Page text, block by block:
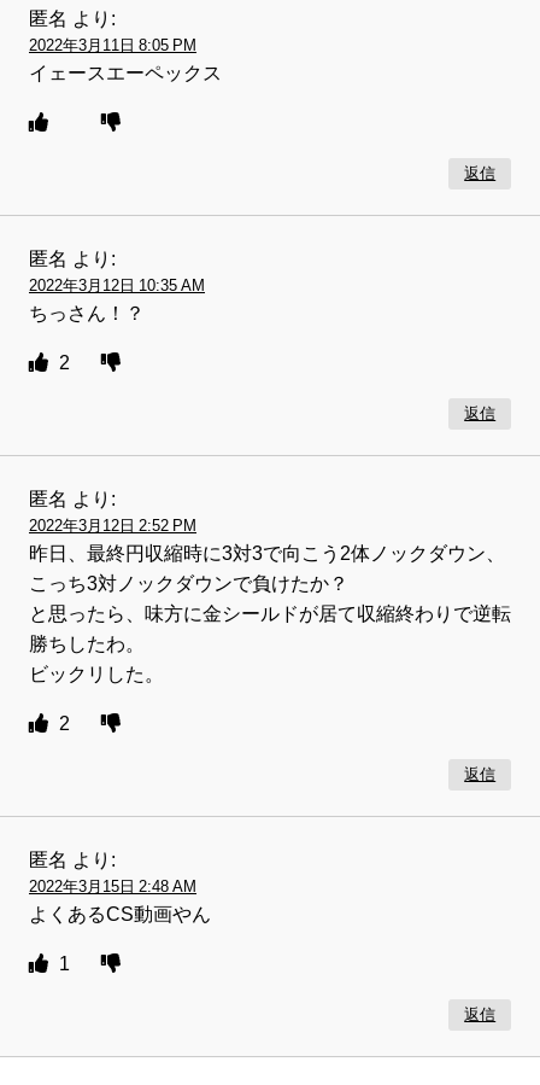
匿名 より:
2022年3月11日 8:05 PM
イェースエーペックス
返信
匿名 より:
2022年3月12日 10:35 AM
ちっさん！？
2
返信
匿名 より:
2022年3月12日 2:52 PM
昨日、最終円収縮時に3対3で向こう2体ノックダウン、
こっち3対ノックダウンで負けたか？
と思ったら、味方に金シールドが居て収縮終わりで逆転
勝ちしたわ。
ビックリした。
2
返信
匿名 より:
2022年3月15日 2:48 AM
よくあるCS動画やん
1
返信